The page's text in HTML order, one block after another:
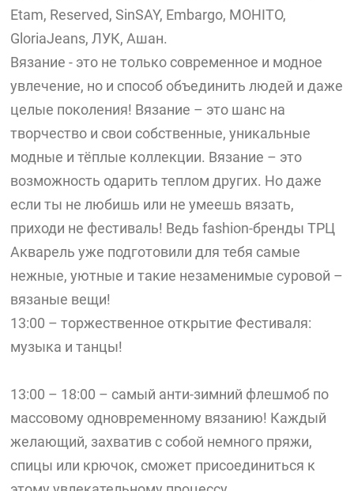
Etam, Reserved, SinSAY, Embargo, MOHITO,
GloriaJeans, ЛУК, Ашан.
Вязание - это не только современное и модное
увлечение, но и способ объединить людей и даже
целые поколения! Вязание – это шанс на
творчество и свои собственные, уникальные
модные и тёплые коллекции. Вязание – это
возможность одарить теплом других. Но даже
если ты не любишь или не умеешь вязать,
приходи не фестиваль! Ведь fashion-бренды ТРЦ
Акварель уже подготовили для тебя самые
нежные, уютные и такие незаменимые суровой –
вязаные вещи!
13:00 – торжественное открытие Фестиваля:
музыка и танцы!
13:00 – 18:00 – самый анти-зимний флешмоб по
массовому одновременному вязанию! Каждый
желающий, захватив с собой немного пряжи,
спицы или крючок, сможет присоединиться к